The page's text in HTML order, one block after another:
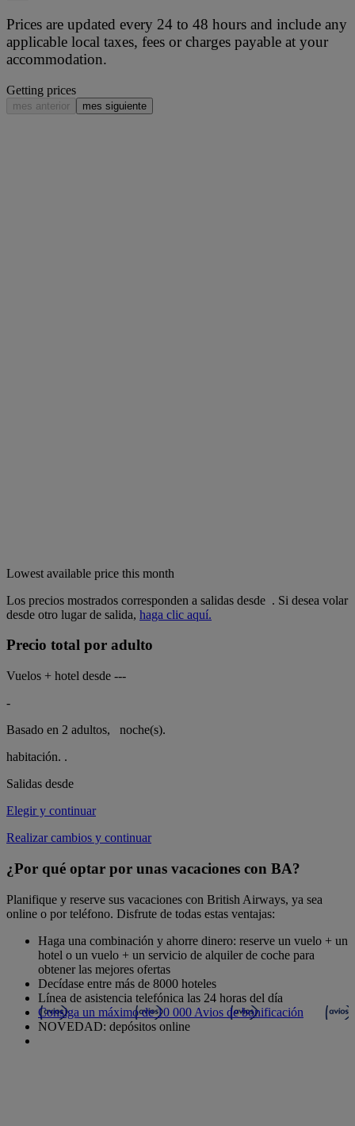
Prices are updated every 24 to 48 hours and include any
applicable local taxes, fees or charges payable at your
accommodation.
Getting prices
mes anterior mes siguiente
Lowest available price this month
Los precios mostrados corresponden a salidas desde . Si desea volar
desde otro lugar de salida, haga clic aquí.
Precio total por adulto
Vuelos + hotel desde ---
-
Basado en 2 adultos,
noche(s).
habitación. .
Salidas desde
Elegir y continuar
Realizar cambios y continuar
¿Por qué optar por unas vacaciones con BA?
Planifique y reserve sus vacaciones con British Airways, ya sea
online o por teléfono. Disfrute de todas estas ventajas:
Haga una combinación y ahorre dinero: reserve un vuelo + un
hotel o un vuelo + un servicio de alquiler de coche para
obtener las mejores ofertas
Decídase entre más de 8000 hoteles
Línea de asistencia telefónica las 24 horas del día
Consiga un máximo de 10 000 Avios de bonificación
NOVEDAD: depósitos online